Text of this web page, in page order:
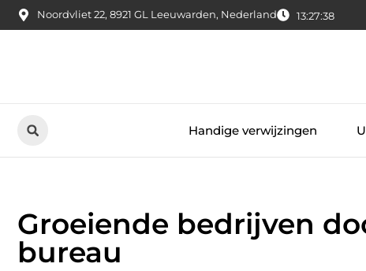
Noordvliet 22, 8921 GL Leeuwarden, Nederland 13:27:39
Handige verwijzingen
Groeiende bedrijven
bureau